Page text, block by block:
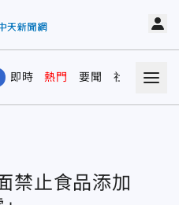
即時 熱門 要聞 社會 娛樂
禁止食品添加